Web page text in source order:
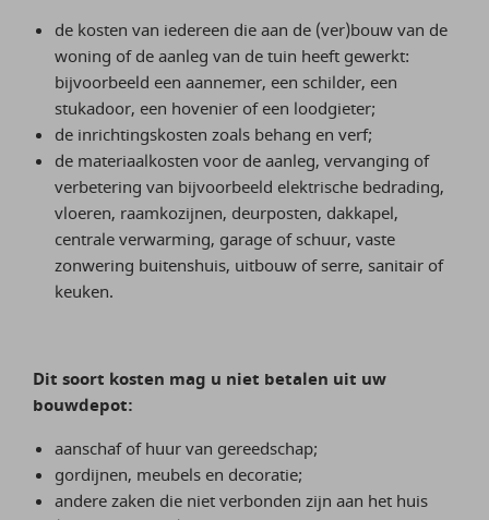
de kosten van iedereen die aan de (ver)bouw van de
woning of de aanleg van de tuin heeft gewerkt:
bijvoorbeeld een aannemer, een schilder, een
stukadoor, een hovenier of een loodgieter;
de inrichtingskosten zoals behang en verf;
de materiaalkosten voor de aanleg, vervanging of
verbetering van bijvoorbeeld elektrische bedrading,
vloeren, raamkozijnen, deurposten, dakkapel,
centrale verwarming, garage of schuur, vaste
zonwering buitenshuis, uitbouw of serre, sanitair of
keuken.
Dit soort kosten mag u niet betalen uit uw
bouwdepot:
aanschaf of huur van gereedschap;
gordijnen, meubels en decoratie;
andere zaken die niet verbonden zijn aan het huis